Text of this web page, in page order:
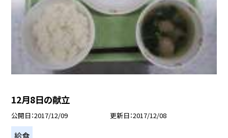
12月8日の献立
公開日 2017/12/09 更新日 2017/12/08
給食